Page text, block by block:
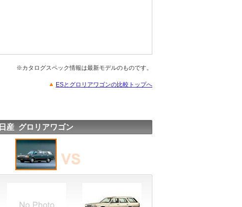
※カタログスペック情報は最新モデルのものです。
ESとグロリアワゴンの比較トップへ
日産 グロリアワゴン